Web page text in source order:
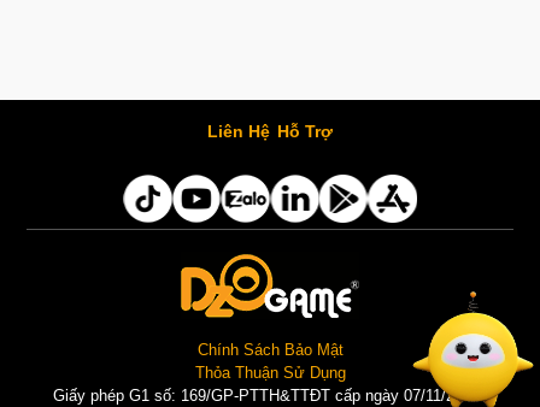
Liên Hệ Hỗ Trợ
Chính Sách Bảo Mật
Thỏa Thuận Sử Dụng
Giấy phép G1 số: 169/GP-PTTH&TTĐT cấp ngày 07/11/2025 |